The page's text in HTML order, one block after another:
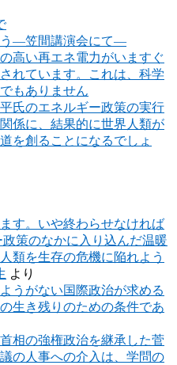
う―笠間講演会にて―
高い再エネ電力がいますぐ
れています。これは、科学
もありません
氏のエネルギー政策の実行
係に、結果的に世界人類が
を創ることになるでしょ
す。いや終わらせなければ
策のなかに入り込んだ温暖
類を生存の危機に陥れよう
より
うがない国際政治が求める
生き残りのための条件であ
相の強権政治を継承した菅
の人事への介入は、学問の